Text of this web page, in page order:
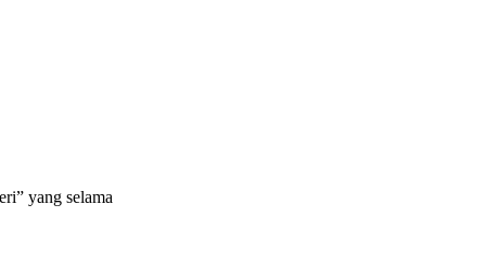
yang selama